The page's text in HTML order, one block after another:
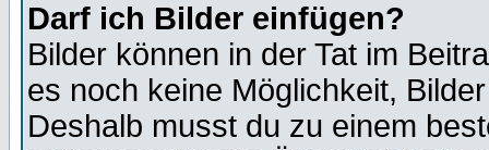
Darf ich Bilder einfügen?
Bilder können in der Tat im
es noch keine Möglichkeit,
Deshalb musst du zu einem